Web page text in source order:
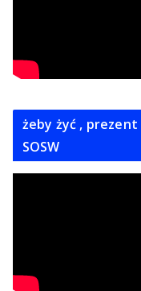
żeby żyć , prezent
SOSW